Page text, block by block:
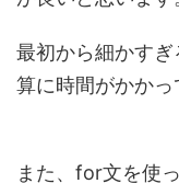
最初から細かす
算に時間がかかっ
また、for文を使